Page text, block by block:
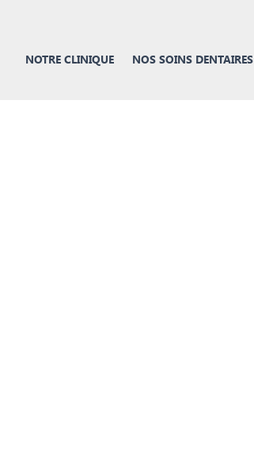
NOTRE CLINIQUE NOS SOINS DENTAIRES